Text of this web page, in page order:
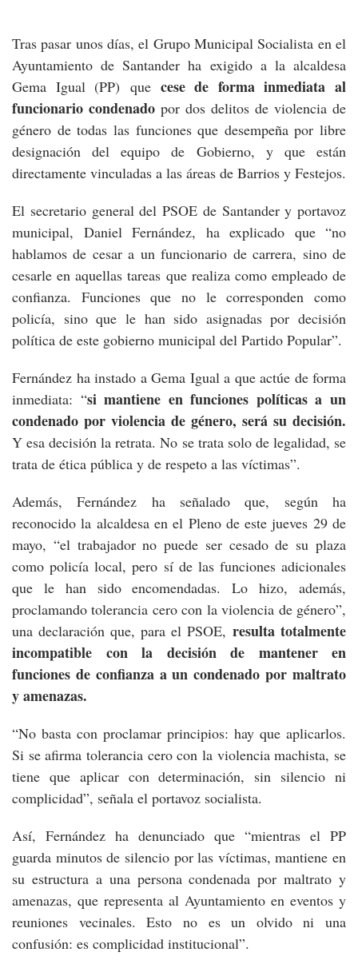
Tras pasar unos días, el Grupo Municipal Socialista en el
Ayuntamiento de Santander ha exigido a la alcaldesa
Gema Igual (PP) que cese de forma inmediata al
funcionario condenado por dos delitos de violencia de
género de todas las funciones que desempeña por libre
designación del equipo de Gobierno, y que están
directamente vinculadas a las áreas de Barrios y Festejos.
El secretario general del PSOE de Santander y portavoz
municipal, Daniel Fernández, ha explicado que “no
hablamos de cesar a un funcionario de carrera, sino de
cesarle en aquellas tareas que realiza como empleado de
confianza. Funciones que no le corresponden como
policía, sino que le han sido asignadas por decisión
política de este gobierno municipal del Partido Popular”.
Fernández ha instado a Gema Igual a que actúe de forma
inmediata: “si mantiene en funciones políticas a un
condenado por violencia de género, será su decisión.
Y esa decisión la retrata. No se trata solo de legalidad, se
trata de ética pública y de respeto a las víctimas”.
Además, Fernández ha señalado que, según ha
reconocido la alcaldesa en el Pleno de este jueves 29 de
mayo, “el trabajador no puede ser cesado de su plaza
como policía local, pero sí de las funciones adicionales
que le han sido encomendadas. Lo hizo, además,
proclamando tolerancia cero con la violencia de género”,
una declaración que, para el PSOE, resulta totalmente
incompatible con la decisión de mantener en
funciones de confianza a un condenado por maltrato
y amenazas.
“No basta con proclamar principios: hay que aplicarlos.
Si se afirma tolerancia cero con la violencia machista, se
tiene que aplicar con determinación, sin silencio ni
complicidad”, señala el portavoz socialista.
Así, Fernández ha denunciado que “mientras el PP
guarda minutos de silencio por las víctimas, mantiene en
su estructura a una persona condenada por maltrato y
amenazas, que representa al Ayuntamiento en eventos y
reuniones vecinales. Esto no es un olvido ni una
confusión: es complicidad institucional”.